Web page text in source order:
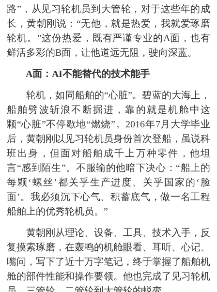
路”，从见习轮机员到大管轮，对于这些年的成
长，黄朝刚说：“无他，就是热爱，我就爱琢磨
轮机。”这份热爱，既有严谨专业的A面，也有
鲜活多彩的B面，让他道远无阻，驶向深蓝。
A面：AI不能替代的技术能手
轮机，如同船舶的“心脏”。碧蓝的大海上，
船舶劈波斩浪不断掘进，靠的就是机舱中这
颗“心脏”不停歇地“燃烧”。2016年7月大学毕业
后，黄朝刚以见习轮机员身份首次登船，虽说科
班出身，但面对船舶成千上万种零件，他坦
言“感到陌生”。不服输的他暗下决心：“船上的
每颗‘螺丝’都关乎生产进度、关乎国家的‘脸
面’。我必须沉下心气、积蓄底气，做一名工程
船舶上的优秀轮机员。”
黄朝刚从理论、设备、工具、技术入手，反
复摸索琢磨，在轰鸣的机舱眼看、耳听、心记、
嘴问，写下了近十万字笔记，终于掌握了船舶机
舱的部件性能和操作要领。他也完成了见习轮机